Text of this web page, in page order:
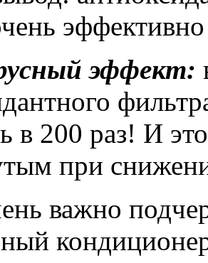
эффект:
в 200 раз! И
при
важно